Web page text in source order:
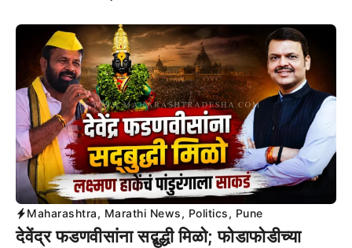
Maharashtra, Marathi News, Politics, Pune
देवेंद्र फडणवीसांना सद्बुद्धी मिळो; फोडाफोडीच्या